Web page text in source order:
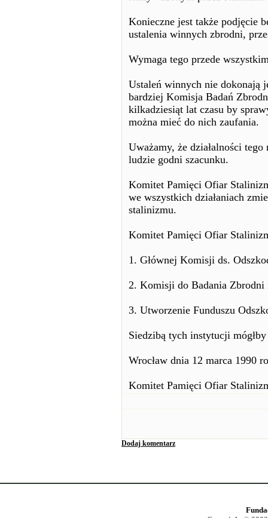
Konieczne jest także podjęcie
ustalenia winnych zbrodni,
Wymaga tego przede
Ustaleń winnych nie dokonają
bardziej Komisja Badań
kilkadziesiąt lat czasu by
można mieć do nich zaufania.
Uważamy, że działalności
ludzie godni szacunku.
Komitet Pamięci Ofiar
we wszystkich działaniach
stalinizmu.
Komitet Pamięci Ofiar
1. Głównej Komisji ds.
2. Komisji do Badania Zbrodni
3. Utworzenie Funduszu
Siedzibą tych instytucji
Wrocław dnia 12 marca 1990
Komitet Pamięci Ofiar
Dodaj komentarz